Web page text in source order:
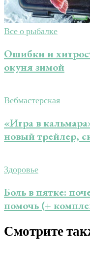
Все о рыбалке
Ошибки и
окуня зимой
Вебмастерская
«Игра в
новый трейлер,
Здоровье
Боль в пятке:
помочь (+
Смотрите